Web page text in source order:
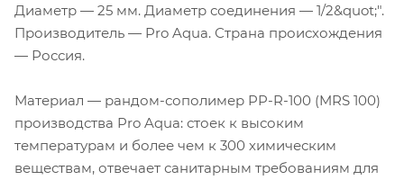
Диаметр — 25 мм. Диаметр соединения — 1/2&quot;".
Производитель — Pro Aqua. Страна происхождения
— Россия.
Материал — рандом-сополимер PP-R-100 (MRS 100)
производства Pro Aqua: стоек к высоким
температурам и более чем к 300 химическим
веществам, отвечает санитарным требованиям для